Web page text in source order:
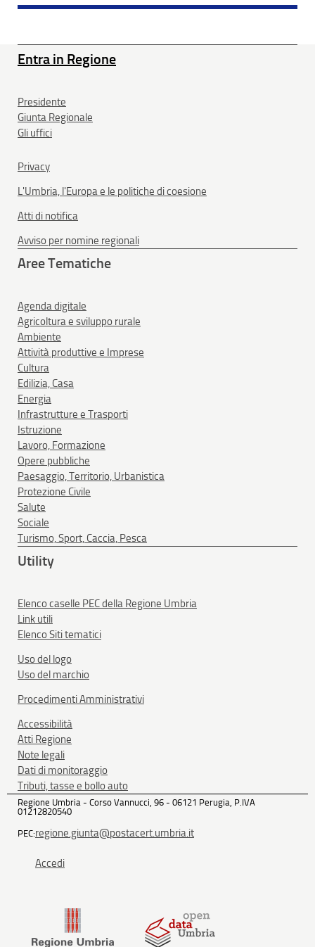
Entra in Regione
Presidente
Giunta Regionale
Gli uffici
Privacy
L'Umbria, l'Europa e le politiche di coesione
Atti di notifica
Avviso per nomine regionali
Aree Tematiche
Agenda digitale
Agricoltura e sviluppo rurale
Ambiente
Attività produttive e Imprese
Cultura
Edilizia, Casa
Energia
Infrastrutture e Trasporti
Istruzione
Lavoro, Formazione
Opere pubbliche
Paesaggio, Territorio, Urbanistica
Protezione Civile
Salute
Sociale
Turismo, Sport, Caccia, Pesca
Utility
Elenco caselle PEC della Regione Umbria
Link utili
Elenco Siti tematici
Uso del logo
Uso del marchio
Procedimenti Amministrativi
Accessibilità
Atti Regione
Note legali
Dati di monitoraggio
Tributi, tasse e bollo auto
Regione Umbria - Corso Vannucci, 96 - 06121 Perugia, P.IVA
01212820540
PEC:regione.giunta@postacert.umbria.it
Accedi